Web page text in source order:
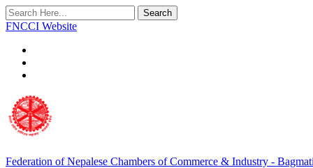
Search
FNCCI Website
Federation of Nepalese Chambers of Commerce & Industry -